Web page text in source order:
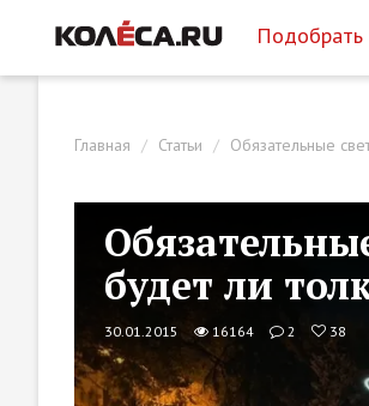
Подобрать
Главная Статьи Обязательные
будет ли
30.01.2015 16164 2 38